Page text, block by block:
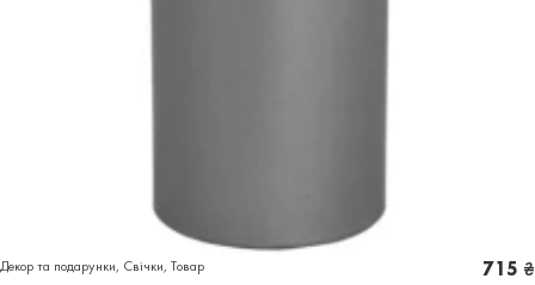
Декор та подарунки, Свічки, Товар 715 ₴